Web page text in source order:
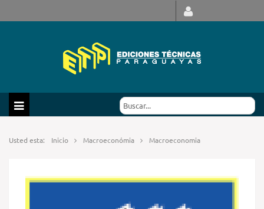
Usted esta: Inicio Macroeconómia Macroeconomia